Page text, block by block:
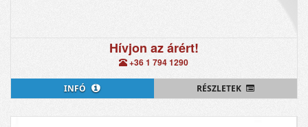
Hívjon az árért!
+36 1 794 1290
RÉSZLETEK
INFÓ